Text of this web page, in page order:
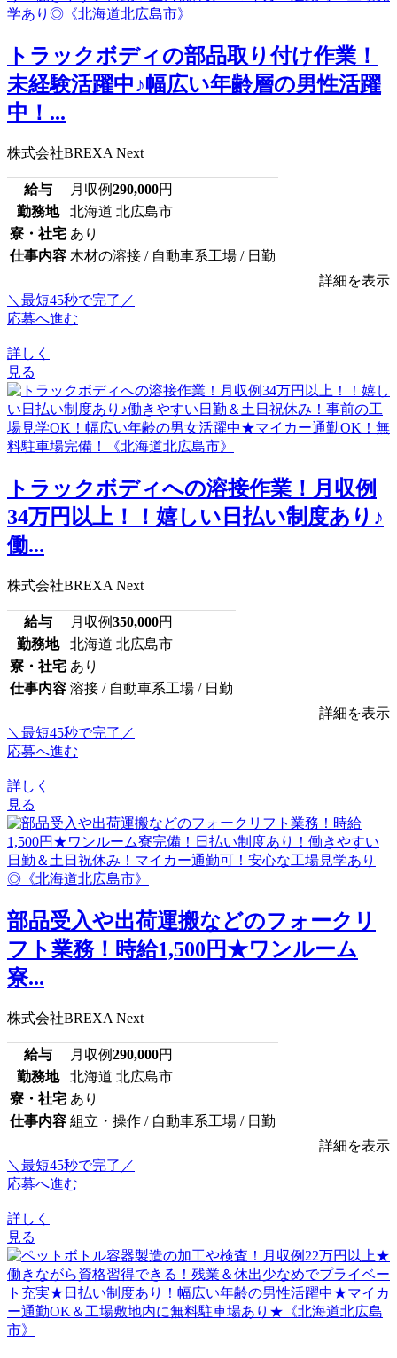
トラックボディの部品取り付け作業！
未経験活躍中♪幅広い年齢層の男性活躍
中！...
株式会社BREXA Next
給与 月収例290,000円
勤務地
北海道 北広島市
寮・社宅 あり
仕事内容 木材の溶接 / 自動車系工場 / 日勤
詳細を表示
＼最短45秒で完了／
応募へ進む
詳しく
見る
トラックボディへの溶接作業！月収例
34万円以上！！嬉しい日払い制度あり♪
働...
株式会社BREXA Next
給与 月収例350,000円
勤務地
北海道 北広島市
寮・社宅 あり
仕事内容 溶接 / 自動車系工場 / 日勤
詳細を表示
＼最短45秒で完了／
応募へ進む
詳しく
見る
部品受入や出荷運搬などのフォークリ
フト業務！時給1,500円★ワンルーム
寮...
株式会社BREXA Next
給与 月収例290,000円
勤務地
北海道 北広島市
寮・社宅 あり
仕事内容 組立・操作 / 自動車系工場 / 日勤
詳細を表示
＼最短45秒で完了／
応募へ進む
詳しく
見る